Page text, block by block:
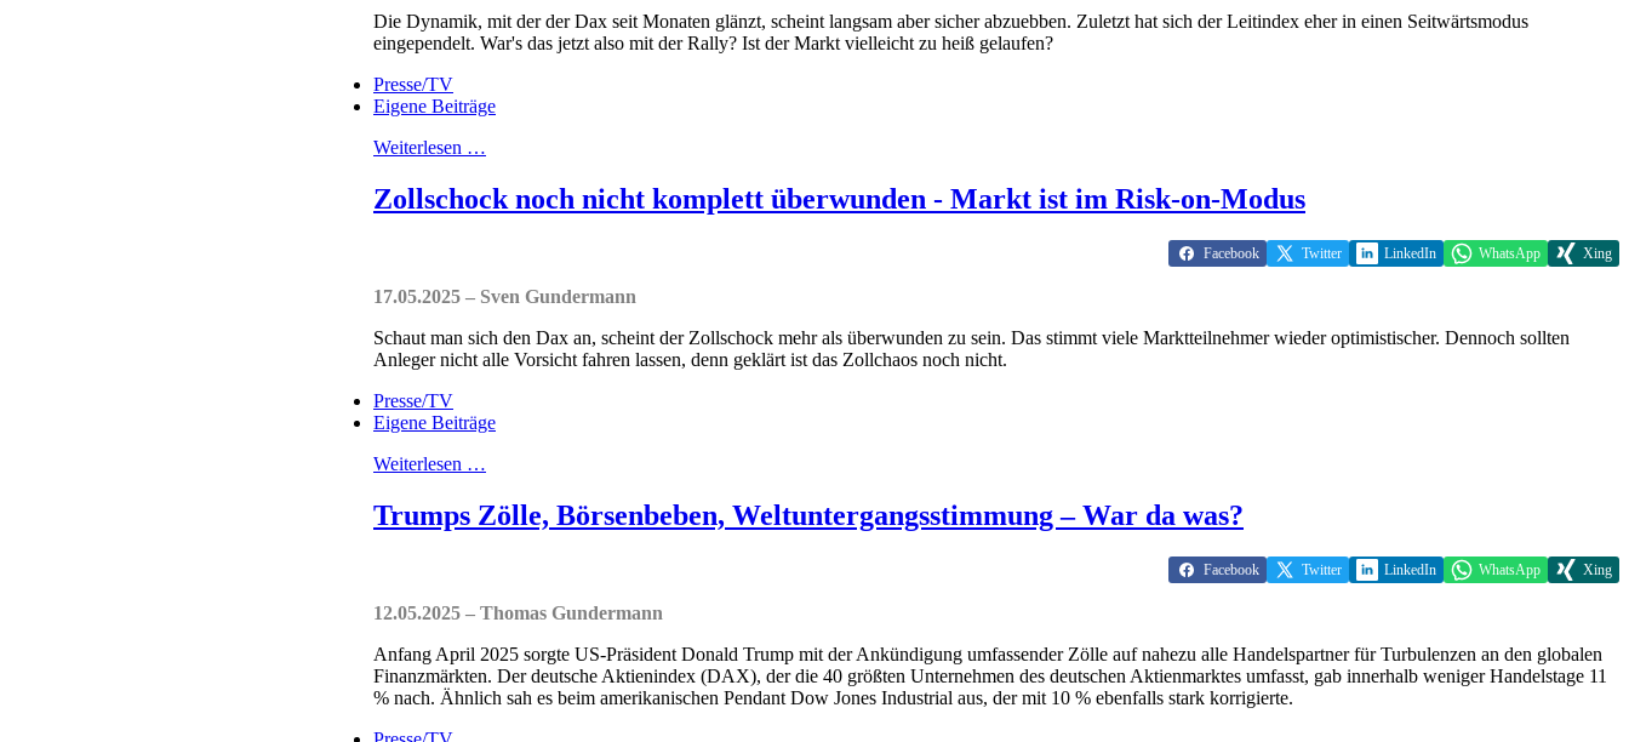
Die Dynamik, mit der der Dax seit Monaten glänzt, scheint langsam aber sicher abzuebben. Zuletzt hat sich der Leitindex eher in einen Seitwärtsmodus
eingependelt. War's das jetzt also mit der Rally? Ist der Markt vielleicht zu heiß gelaufen?
Presse/TV
Eigene Beiträge
Weiterlesen …
Zollschock noch nicht komplett überwunden - Markt ist im Risk-on-Modus
Facebook Twitter LinkedIn WhatsApp Xing
17.05.2025 – Sven Gundermann
Schaut man sich den Dax an, scheint der Zollschock mehr als überwunden zu sein. Das stimmt viele Marktteilnehmer wieder optimistischer. Dennoch sollten
Anleger nicht alle Vorsicht fahren lassen, denn geklärt ist das Zollchaos noch nicht.
Presse/TV
Eigene Beiträge
Weiterlesen …
Trumps Zölle, Börsenbeben, Weltuntergangsstimmung – War da was?
Facebook Twitter LinkedIn WhatsApp Xing
12.05.2025 – Thomas Gundermann
Anfang April 2025 sorgte US-Präsident Donald Trump mit der Ankündigung umfassender Zölle auf nahezu alle Handelspartner für Turbulenzen an den globalen
Finanzmärkten. Der deutsche Aktienindex (DAX), der die 40 größten Unternehmen des deutschen Aktienmarktes umfasst, gab innerhalb weniger Handelstage 11
% nach. Ähnlich sah es beim amerikanischen Pendant Dow Jones Industrial aus, der mit 10 % ebenfalls stark korrigierte.